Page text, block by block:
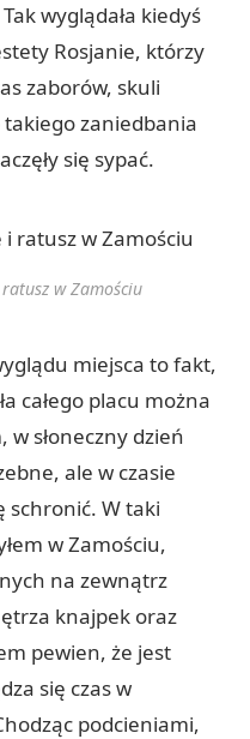
wyglądała kiedyś
Rosjanie, którzy
zaborów, skuli
zaniedbania
się sypać.
w Zamościu
miejsca to fakt,
całego placu można
słoneczny dzień
ale w czasie
schronić. W taki
w Zamościu,
na zewnątrz
knajpek oraz
pewien, że jest
się czas w
podcieniami,